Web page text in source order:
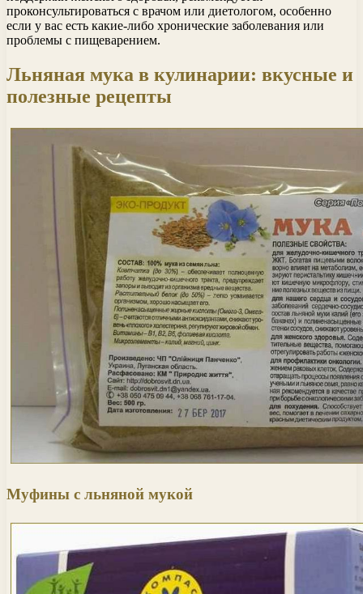
проконсультироваться с врачом или диетологом, особенно
если у вас есть какие-либо хронические заболевания или
проблемы с пищеварением.
Льняная мука в кулинарии: вкусные и
полезные рецепты
Муфины с льняной мукой